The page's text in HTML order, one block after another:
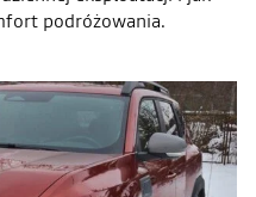
podróżowania.